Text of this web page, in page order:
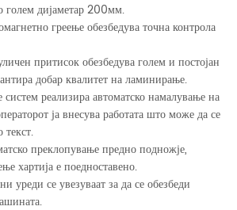
голем дијаметар 200мм.
греење обезбедува точна контрола
притисок обезбедува голем и постојан
добар квалитет на ламинирање.
реализира автоматско намалување на
ја внесува работата што може да се
преклопување предно подножје,
хартија е поедноставено.
уреди се увезуваат за да се обезбеди